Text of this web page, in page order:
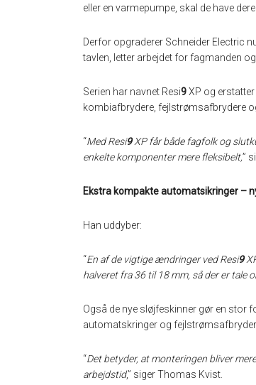
eller en varmepumpe, skal de have
Derfor opgraderer Schneider Electric
tavlen, letter arbejdet for fagmanden
Serien har navnet Resi9XP og erstatter
kombiafbrydere, fejlstrømsafbrydere
“Med Resi9XP får både fagfolk og
enkelte komponenter mere fleksibelt,”
Ekstra kompakte automatsikringer –
Han uddyber:
“En af de vigtige ændringer ved Resi9
halveret fra 36 til 18 mm, så der er tale
Også de nye sløjfeskinner gør en stor
automatskringer og
“Det betyder, at monteringen bliver
arbejdstid,” siger Thomas Kvist.